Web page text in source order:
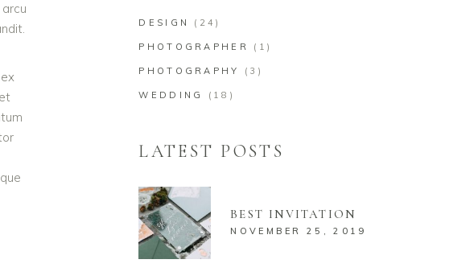
DESIGN (24)
PHOTOGRAPHER (1)
PHOTOGRAPHY (3)
WEDDING (18)
LATEST POSTS
BEST INVITATION
NOVEMBER 25, 2019